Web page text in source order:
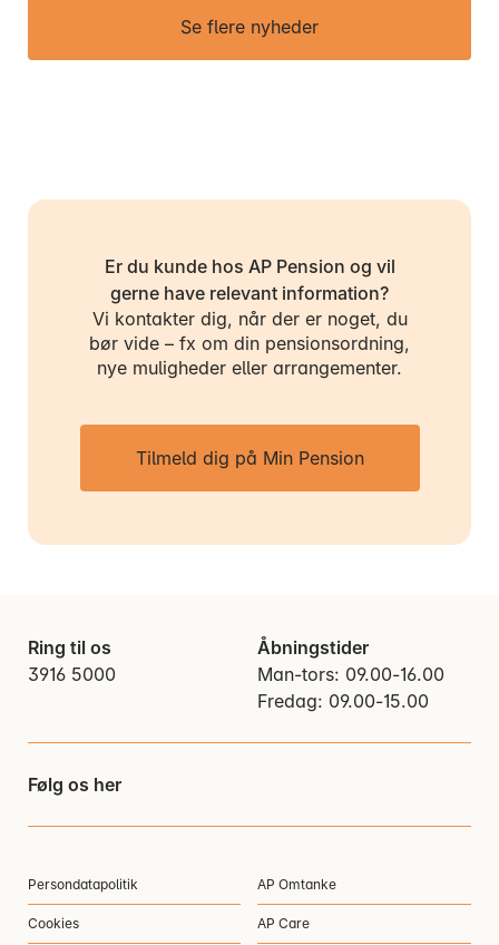
Se flere nyheder
Er du kunde hos AP Pension og vil
gerne have relevant information?
Vi kontakter dig, når der er noget, du
bør vide – fx om din pensionsordning,
nye muligheder eller arrangementer.
Tilmeld dig på Min Pension
Ring til os
3916 5000
Åbningstider
Man-tors: 09.00-16.00
Fredag: 09.00-15.00
Følg os her
Persondatapolitik
Cookies
AP Omtanke
AP Care